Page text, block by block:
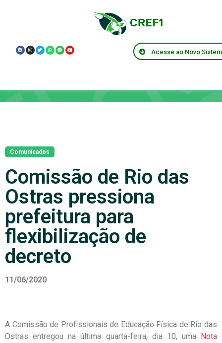
Acesse ao Novo
Comunicados
Comissão de Rio das
Ostras pressiona
prefeitura para
flexibilização de
decreto
11/06/2020
A Comissão de Profissionais de Educação Física de Rio das
Ostras entregou na última quarta-feira, dia 10, uma Nota